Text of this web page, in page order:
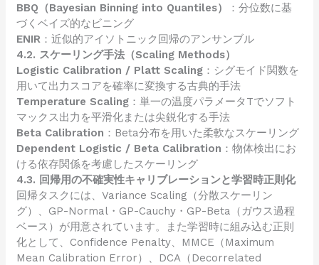
BBQ（Bayesian Binning into Quantiles）
：分位数に基
づくベイズ的なビニング
ENIR ：近似的アイソトニック回帰のアンサンブル
4.2. スケーリング手法（Scaling Methods）
Logistic Calibration / Platt Scaling ：シグモイド関数を
用いて出力スコアを確率に変換する古典的手法
Temperature Scaling ：単一の温度パラメータTでソフト
マックス出力を平滑化または尖鋭化する手法
Beta Calibration ：Beta分布を用いた柔軟なスケーリング
Dependent Logistic / Beta Calibration ：物体検出にお
ける依存関係を考慮したスケーリング
4.3. 回帰用の不確実性キャリブレーションと学習時正則化
回帰タスクには、Variance Scaling（分散スケーリン
グ）、GP-Normal・GP-Cauchy・GP-Beta（ガウス過程
ベース）が用意されています。また学習時に組み込む正則
化として、Confidence Penalty、MMCE（Maximum
Mean Calibration Error）、DCA（Decorrelated